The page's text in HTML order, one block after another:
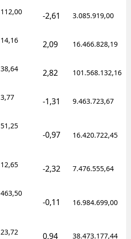
112,00 -2,61 3.085.919,00
14,16 2,09 16.466.828,19
38,64 2,82 101.568.132,16
3,77 -1,31 9.463.723,67
51,25
-0,97 16.420.722,45
12,65 -2,32 7.476.555,64
463,50
-0,11 16.984.699,00
23,72 0,94 38.473.177,44